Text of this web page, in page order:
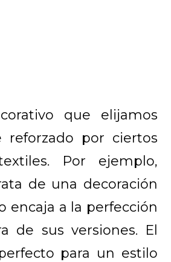
que elijamos
reforzado por ciertos
Por ejemplo,
de una decoración
encaja a la perfección
de sus versiones. El
para un estilo